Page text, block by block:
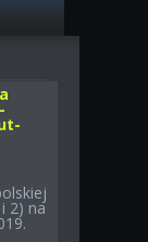
2) na